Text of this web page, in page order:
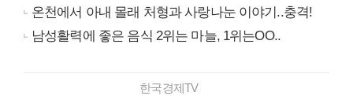
온천에서 아내 몰래 처형과 사랑나눈 이야기..충격!
남성활력에 좋은 음식 2위는 마늘, 1위는OO..
한국경제TV